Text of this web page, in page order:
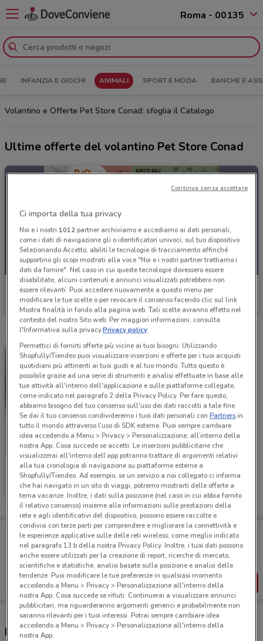
Roma - 00135
INFANZIA E GIOCHI ANIMALI SPORT E MODA BANCHE E
Volantino e Offerte Pet Store Conad: sfoglia il Catalogo
Ultime offerte del volantino Pet Store Conad
Pet Store Conad
Scade il 08/09 3.1 km
Pet Store Conad
Scade il 09/09 6 km
Porta DoveConviene sempre con te!
Puoi trovare le migliori offerte dei negozi vicino a te,
salvarle e creare la tua lista del risparmio, comodamente
dal tuo cellulare.
SCARICA L’APP
Negozi Pet Store Conad nelle vicinanze
Ci importa della tua privacy
Noi e i nostri 1012partner archiviamo e accediamo ai dati personali,
come i dati di navigazione gli o identificatori univoci, sul tuo dispositivo.
Selezionando Accetto, abiliti le tecnologie di tracciamento affinché
supportino gli scopi mostrati alla voce "Noi e i nostri partner trattiamo i
dati da fornire". Nel caso in cui queste tecnologie dovessero essere
disabilitate, alcuni contenuti e annunci visualizzati potrebbero non
essere rilevanti. Puoi accedere nuovamente a questo menu per
modificare le tue scelte o per revocare il consenso facendo clic sul link
Mostra finalità in fondo alla pagina web. Tali scelte avranno effetto nel
contesto del nostro Sito web. Per maggiori informazioni, consulta
l'Informativa sulla privacy.Privacy policy
Permettici di fornirti offerte più vicine ai tuoi bisogni: Utilizzando
Shopfully/Tiendeo puoi visualizzare inserzioni e offerte per i tuoi acquisti
quotidiani più attinenti ai tuoi gusti e al tuo mondo. Tutto questo è
possibile grazie ad una serie di strumenti e analisi effettuate in base alle
tue attività all'interno dell'applicazione e sulle piattaforme collegate,
come indicato nel paragrafo 2 della Privacy Policy. Per fare questo,
abbiamo bisogno del tuo consenso sull'uso dei dati raccolti a tale fine.
Se dai il tuo consenso condivideremo i tuoi dati personali conPartnersin
tutto il mondo attraverso l’uso di SDK esterne. Puoi sempre cambiare
idea accedendo a Menu > Privacy > Personalizzazione, all’interno della
nostra App. Cosa succede se accetti: Le inserzioni pubblicitarie che
visualizzerai all'interno dell’app potranno trattare di argomenti relativi
alla tua cronologia di navigazione su piattaforme esterne a
Shopfully/Tiendeo. Ad esempio, se un servizio a noi collegato ci informa
che hai navigato in un sito di viaggi, potremo mostrarti delle offerte a
tema vacanze. Inoltre, i dati sulla posizione (nel caso in cui abbia fornito
il relativo consenso) insieme alle informazioni sulle prestazioni della
rete e agli identificativi del dispositivo, possono essere raccolte e
condivisi con terze parti per comprendere e migliorare la connettività e
le esperienze applicative sulle delle reti wireless, come meglio indicato
nel paragrafo 13.b della nostra Privacy Policy. Inoltre, i tuoi dati possono
anche essere utilizzati per la creazione di report, ricerche di mercato,
scientifiche e statistiche, analisi basate sulla posizione e analisi delle
tendenze. Puoi modificare le tue preferenze in qualsiasi momento
accedendo a Menu > Privacy > Personalizzazione all'interno della
nostra App. Cosa succede se rifiuti: Continuerai a visualizzare annunci
pubblicitari, ma riguarderanno argomenti generici e probabilmente non
saranno rilevanti per i tuoi interessi. Potrai sempre cambiare idea
accedendo a Menu > Privacy > Personalizzazione all'interno della
nostra App.
Continua senza accettare